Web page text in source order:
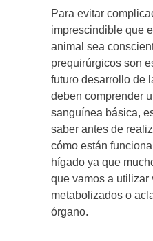
Para evitar
imprescindible que
animal sea
prequirúrgicos son
futuro desarrollo de
deben comprender
sanguínea básica,
saber antes de
cómo están
hígado ya que
que vamos a utilizar
metabolizados o
órgano.